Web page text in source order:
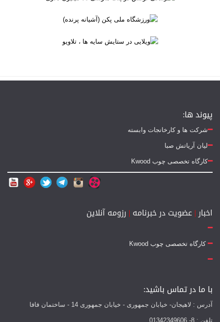
پیوند ها:
شرکت ها و کارخانجات وابسته
لیان آریاتش صبا
کارگاه تخصصی چوب Kwood
اخبار|عضویت در خبرنامه | رزومه آنلاین
کارگاه تخصصی چوب Kwood
با ما در تماس باشید:
آدرس : لاهیجان- خیابان جمهوری - خیابان جمهوری 14 - ساختمان فافا
تلفن : 8- 01342349606